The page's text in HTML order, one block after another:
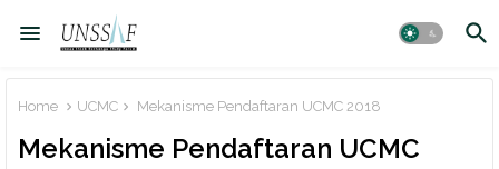
Home UCMC Mekanisme Pendaftaran UCMC 2018
Mekanisme Pendaftaran UCMC